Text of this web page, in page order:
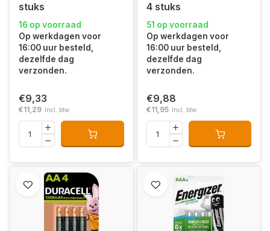
stuks
16 op voorraad
Op werkdagen voor
16:00 uur besteld,
dezelfde dag
verzonden.
€9,33
€11,29 Incl. btw
4 stuks
51 op voorraad
Op werkdagen voor
16:00 uur besteld,
dezelfde dag
verzonden.
€9,88
€11,95 Incl. btw